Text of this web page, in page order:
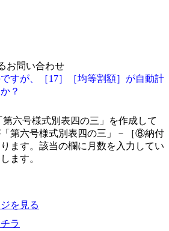
お問い合わせ
すが、［17］［均等割額］が自動計
？
六号様式別表四の三」を作成して
第六号様式別表四の三」－［⑧納付
ます。該当の欄に月数を入力してい
ます。
を見る
ラ